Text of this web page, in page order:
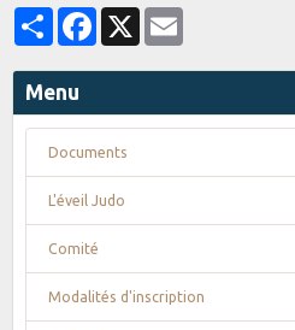
PartagerFacebook
X
Menu
Documents
L'éveil Judo
Comité
Modalités d'inscription